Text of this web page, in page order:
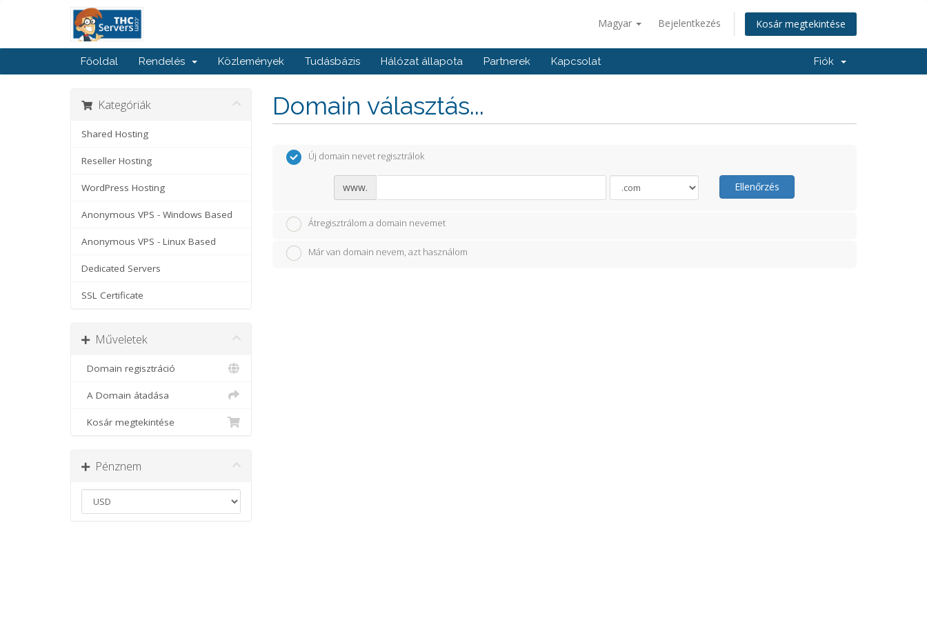
Magyar Bejelentkezés Kosár megtekintése
Főoldal Rendelés Közlemények Tudásbázis Hálózat állapota Partnerek Kapcsolat Fiók
Domain választás...
Kategóriák
Shared Hosting
Reseller Hosting
WordPress Hosting
Anonymous VPS - Windows Based
Anonymous VPS - Linux Based
Dedicated Servers
SSL Certificate
Műveletek
Domain regisztráció
A Domain átadása
Kosár megtekintése
Pénznem
Új domain nevet regisztrálok
www. Ellenőrzés
Átregisztrálom a domain nevemet
Már van domain nevem, azt használom